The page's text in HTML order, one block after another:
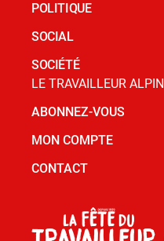
POLITIQUE
SOCIAL
SOCIÉTÉ
LE TRAVAILLEUR ALPIN
ABONNEZ-VOUS
MON COMPTE
CONTACT